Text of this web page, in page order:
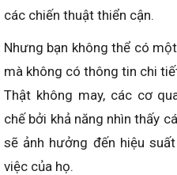
các chiến thuật thiển cận.
Nhưng bạn không thể có
mà không có thông tin chi
Thật không may, các cơ
chế bởi khả năng nhìn thấy
sẽ ảnh hưởng đến hiệu
việc của họ.